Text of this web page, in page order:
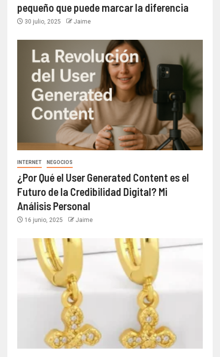
pequeño que puede marcar la diferencia
30 julio, 2025 Jaime
INTERNET NEGOCIOS
¿Por Qué el User Generated Content es el
Futuro de la Credibilidad Digital? Mi
Análisis Personal
16 junio, 2025 Jaime